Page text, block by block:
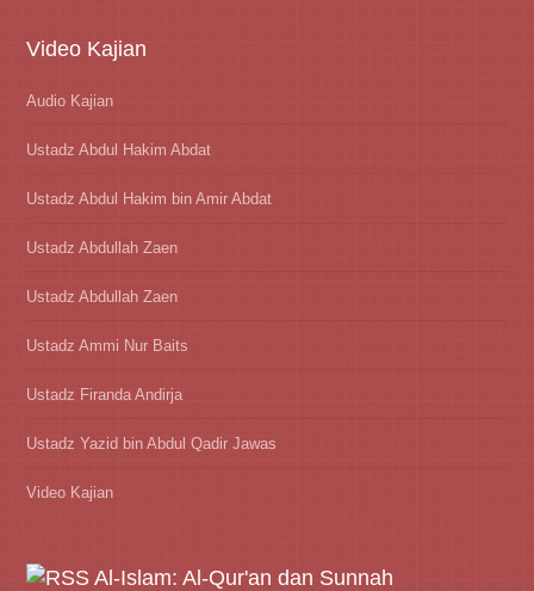
Video Kajian
Audio Kajian
Ustadz Abdul Hakim Abdat
Ustadz Abdul Hakim bin Amir Abdat
Ustadz Abdullah Zaen
Ustadz Abdullah Zaen
Ustadz Ammi Nur Baits
Ustadz Firanda Andirja
Ustadz Yazid bin Abdul Qadir Jawas
Video Kajian
Al-Islam: Al-Qur'an dan Sunnah